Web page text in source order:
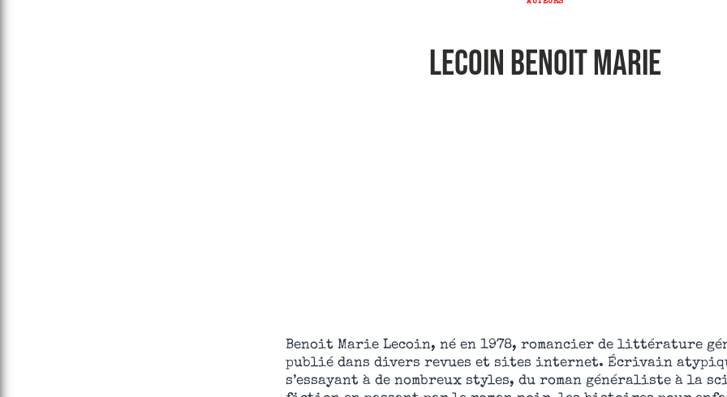
AUTEURS
LECOIN Benoit Marie
Benoit Marie Lecoin, né en 1978, romancier de littérature
publié dans divers revues et sites internet. Écrivain
s’essayant à de nombreux styles, du roman généraliste à la